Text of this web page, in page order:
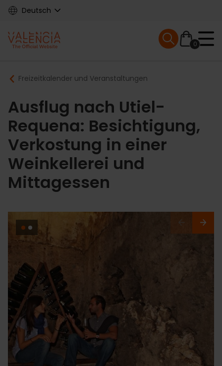
Skip
content
Deutsch
Main
navigation
0
Mobile menu
Breadcrumb
Freizeitkalender und Veranstaltungen
Ausflug nach Utiel-
Requena: Besichtigung,
Verkostung in einer
Weinkellerei und
Mittagessen